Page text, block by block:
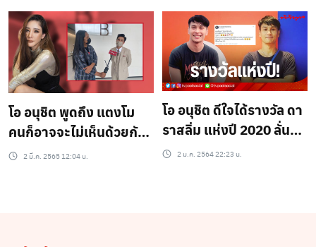
โอ อนุชิต พูดถึง แตงโม
คนก็อาจจะไม่เห็นด้วยกับ
ผมก็ได้นะ
2 มี.ค. 2565 12:04 น.
โอ อนุชิต ดีใจได้รางวัล ดา
ราสลิ่ม แห่งปี 2020 ลั่นปีนี้
เอาใหม่ !
2 ม.ค. 2564 22:23 น.